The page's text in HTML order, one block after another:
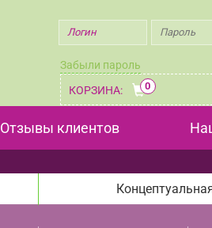
Забыли пароль
0
КОРЗИНА:
Отзывы клиентов